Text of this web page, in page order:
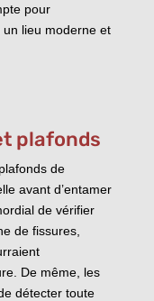
pour
lieu moderne et
plafonds
de
avant d’entamer
de vérifier
de fissures,
De même, les
détecter toute